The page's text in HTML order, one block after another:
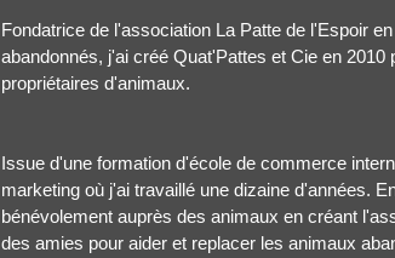
Fondatrice de l'association La Patte de l'Espoir
abandonnés, j'ai créé Quat'Pattes et Cie en 2010
propriétaires d'animaux.
Issue d'une formation d'école de commerce
marketing où j'ai travaillé une dizaine d'années.
bénévolement auprès des animaux en créant
des amies pour aider et replacer les animaux